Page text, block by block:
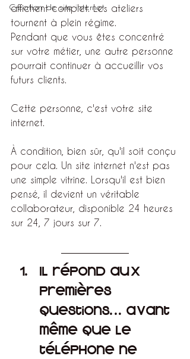
Création de site internet
affichent complet. Les ateliers
tournent à plein régime.
Pendant que vous êtes concentré
sur votre métier, une autre personne
pourrait continuer à accueillir vos
futurs clients.
Cette personne, c'est votre site
internet.
À condition, bien sûr, qu'il soit conçu
pour cela. Un site internet n'est pas
une simple vitrine. Lorsqu'il est bien
pensé, il devient un véritable
collaborateur, disponible 24 heures
sur 24, 7 jours sur 7.
Il répond aux
premières
questions… avant
même que le
téléphone ne